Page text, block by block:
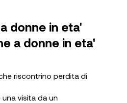
donne in eta'
a donne in eta'
riscontrino perdita di
visita da un